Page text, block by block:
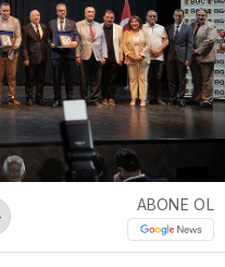
ABONE OL